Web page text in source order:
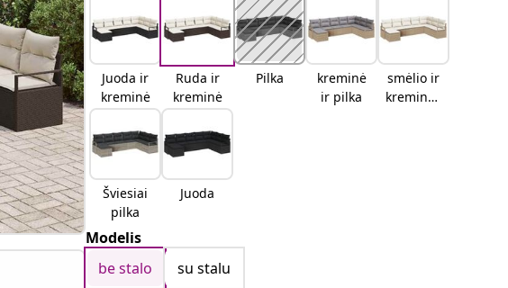
Juoda ir
kreminė
Ruda ir
kreminė
Pilka
kreminė
ir pilka
smėlio ir
kreminės
Šviesiai
pilka
Juoda
Modelis
be stalo
su stalu